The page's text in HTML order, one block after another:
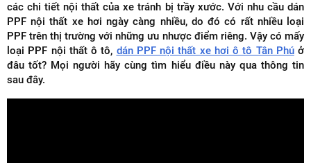
các chi tiết nội thất của xe tránh bị trầy xước. Với nhu cầu dán
PPF nội thất xe hơi ngày càng nhiều, do đó có rất nhiều loại
PPF trên thị trường với những ưu nhược điểm riêng. Vậy có mấy
loại PPF nội thất ô tô, dán PPF nội thất xe hơi ô tô Tân Phúở
đâu tốt? Mọi người hãy cùng tìm hiểu điều này qua thông tin
sau đây.